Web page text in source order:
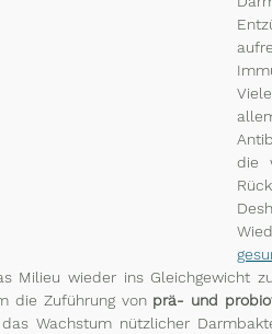
die
Milieu wieder ins Gleichgewicht
die Zuführung von prä- und
Wachstum nützlicher